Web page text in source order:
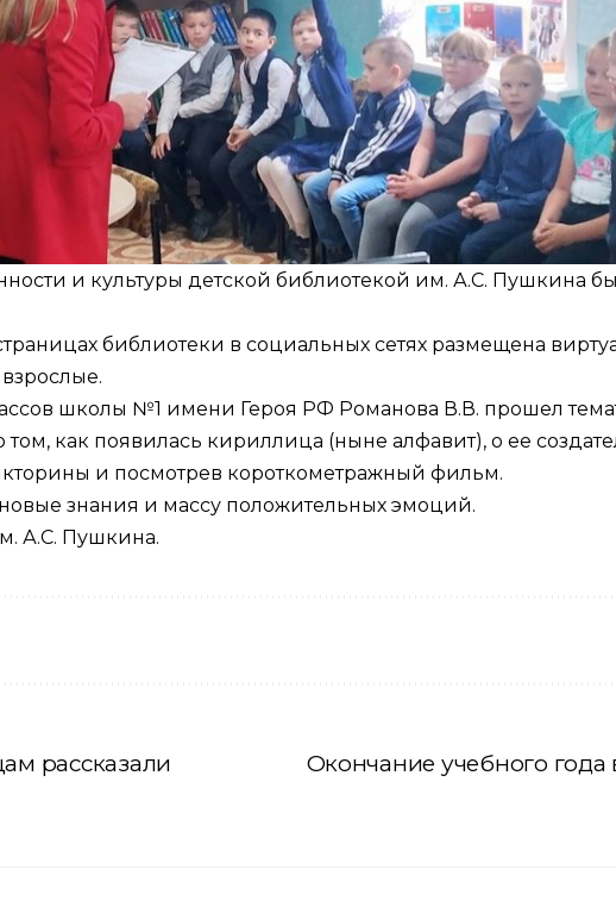
и культуры детской библиотекой им. А.С. Пушкина
библиотеки в социальных сетях размещена
школы №1 имени Героя РФ Романова В.В. прошел
как появилась кириллица (ныне алфавит), о ее
и посмотрев короткометражный фильм.
знания и массу положительных эмоций.
А.С. Пушкина.
рассказали
Окончание учебного года